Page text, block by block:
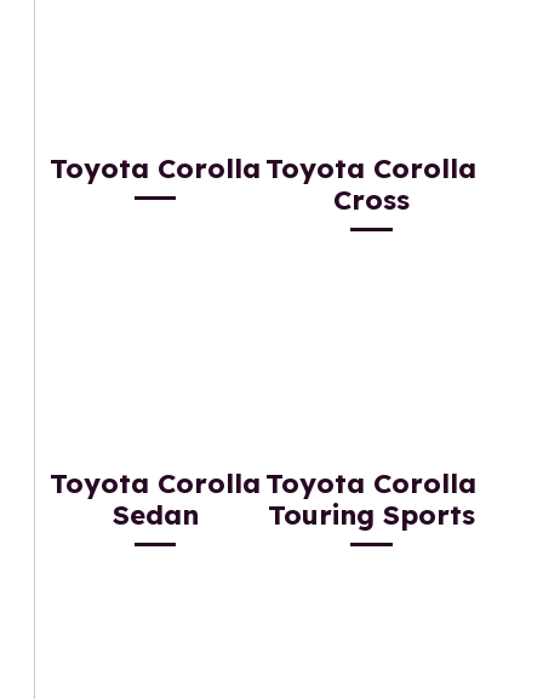
Toyota Corolla Toyota Corolla
Cross
Toyota Corolla
Sedan
Toyota Corolla
Touring Sports